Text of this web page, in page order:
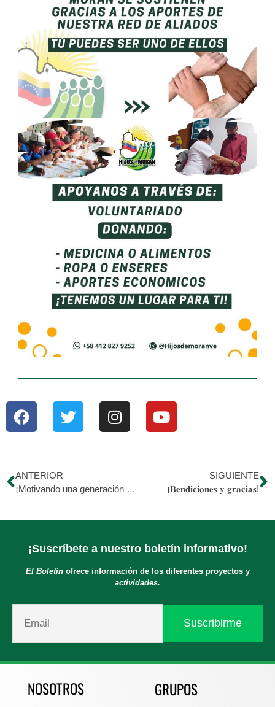
ANTERIOR
¡Motivando una generación llena de creatividad!
SIGUIENTE
¡𝐁𝐞𝐧𝐝𝐢𝐜𝐢𝐨𝐧𝐞𝐬 𝐲 𝐠𝐫𝐚𝐜𝐢𝐚𝐬!
¡Suscríbete a nuestro boletín informativo!
El Boletínofrece información de los diferentes proyectos y
actividades.
NOSOTROS GRUPOS